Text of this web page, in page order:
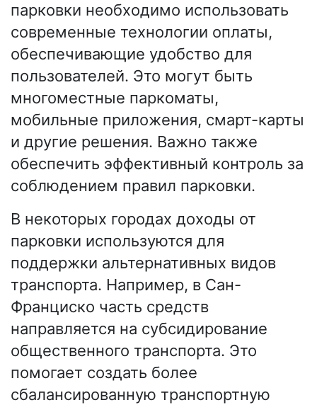
парковки необходимо использовать
современные технологии оплаты,
обеспечивающие удобство для
пользователей. Это могут быть
многоместные паркоматы,
мобильные приложения, смарт-карты
и другие решения. Важно также
обеспечить эффективный контроль за
соблюдением правил парковки.
В некоторых городах доходы от
парковки используются для
поддержки альтернативных видов
транспорта. Например, в Сан-
Франциско часть средств
направляется на субсидирование
общественного транспорта. Это
помогает создать более
сбалансированную транспортную